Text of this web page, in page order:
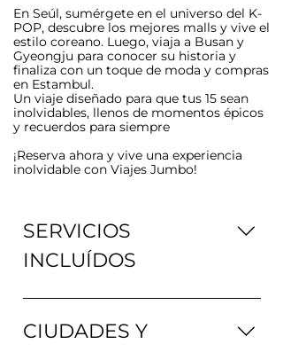
En Seúl, sumérgete en el universo del K-
POP, descubre los mejores malls y vive el
estilo coreano. Luego, viaja a Busan y
Gyeongju para conocer su historia y
finaliza con un toque de moda y compras
en Estambul.
Un viaje diseñado para que tus 15 sean
inolvidables, llenos de momentos épicos
y recuerdos para siempre
¡Reserva ahora y vive una experiencia
inolvidable con Viajes Jumbo!
SERVICIOS
INCLUÍDOS
Dos (2) reuniones informativas
Primera reunión: Presentación
CIUDADES Y